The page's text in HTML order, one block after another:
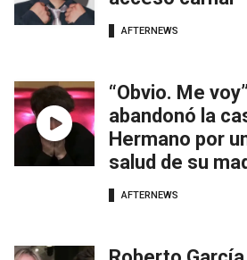
AFTERNEWS
“Obvio. Me
abandonó la
Hermano por
salud de su
AFTERNEWS